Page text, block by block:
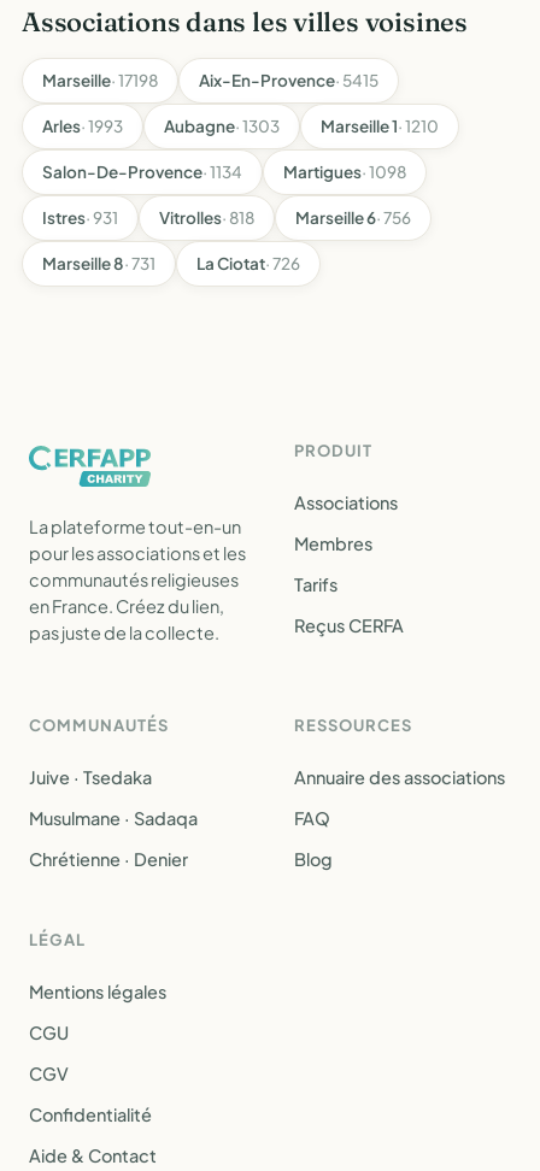
Associations dans les villes voisines
Marseille· 17198 Aix-En-Provence· 5415
Arles· 1993 Aubagne· 1303 Marseille 1· 1210
Salon-De-Provence· 1134 Martigues· 1098
Istres· 931 Vitrolles· 818 Marseille 6· 756
Marseille 8· 731 La Ciotat· 726
La plateforme tout-en-un
pour les associations et les
communautés religieuses
en France. Créez du lien,
pas juste de la collecte.
PRODUIT
Associations
Membres
Tarifs
Reçus CERFA
COMMUNAUTÉS
Juive · Tsedaka
Musulmane · Sadaqa
Chrétienne · Denier
RESSOURCES
Annuaire des associations
FAQ
Blog
LÉGAL
Mentions légales
CGU
CGV
Confidentialité
Aide & Contact